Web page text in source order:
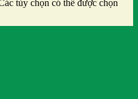
tùy chọn có thể được chọn